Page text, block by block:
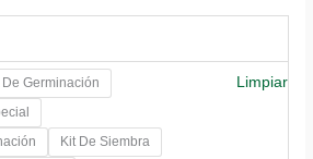
34.700
De Germinación
Kit De Siembra
Limpiar